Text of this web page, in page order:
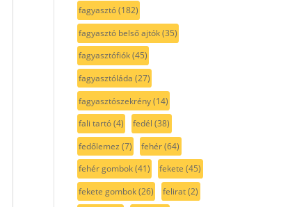
fagyasztó(182)
fagyasztó belső ajtók(35)
fagyasztófiók(45)
fagyasztóláda (27)
fagyasztószekrény(14)
fali tartó(4) fedél (38)
fedőlemez (7) fehér(64)
fehér gombok(41) fekete (45)
fekete gombok(26) felirat(2)